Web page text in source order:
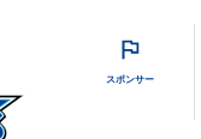
スポンサー